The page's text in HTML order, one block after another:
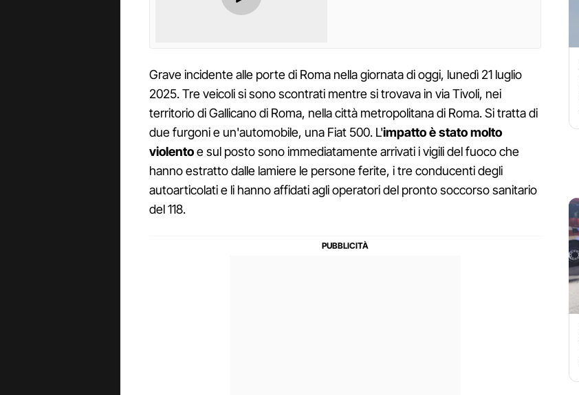
Grave incidente alle porte di Roma nella giornata di oggi, lunedì 21 luglio
2025. Tre veicoli si sono scontrati mentre si trovava in via Tivoli, nei
territorio di Gallicano di Roma, nella città metropolitana di Roma. Si tratta di
due furgoni e un'automobile, una Fiat 500. L'impatto è stato molto
violentoe sul posto sono immediatamente arrivati i vigili del fuoco che
hanno estratto dalle lamiere le persone ferite, i tre conducenti degli
autoarticolati e li hanno affidati agli operatori del pronto soccorso sanitario
del 118.